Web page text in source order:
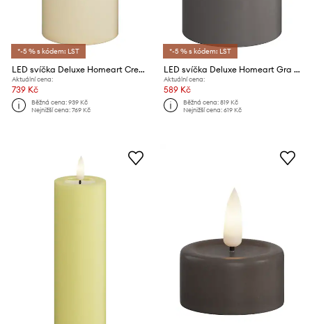
*-5 % s kódem: LST
LED svíčka Deluxe Homeart Cream Bloklys 10 x 20 cm
Aktuální cena:
739 Kč
Běžná cena:939 Kč
Nejnižší cena:769 Kč
*-5 % s kódem: LST
LED svíčka Deluxe Homeart Gra Bloklys 10 x 15 cm
Aktuální cena:
589 Kč
Běžná cena:819 Kč
Nejnižší cena:619 Kč